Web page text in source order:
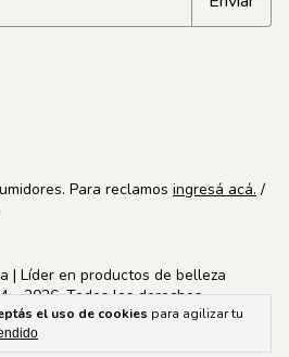
el uso de cookies para agilizar tu
Para reclamos ingresá acá. /
| Líder en productos de belleza
- 2026. Todos los derechos